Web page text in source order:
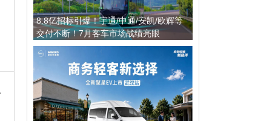
8.8亿招标引爆！宇通/中通/安凯/欧辉等
交付不断！7月客车市场战绩亮眼